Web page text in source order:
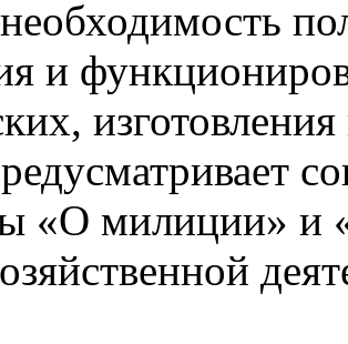
и
«О милиции» и